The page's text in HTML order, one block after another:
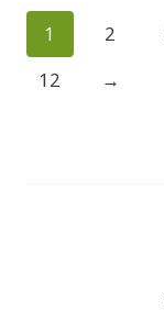
terméknek
variációja
1 2
12
→